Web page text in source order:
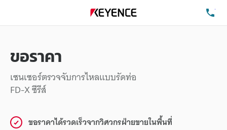
ขอราคา
เซนเซอร์ตรวจจับการไหลแบบรัดท่อ
FD-X ซีรีส์
ขอราคาได้รวดเร็วจากวิศวกรฝ่ายขายในพื้นที่